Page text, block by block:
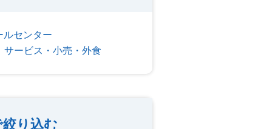
ルセンター
サービス・小売・外食
り込む